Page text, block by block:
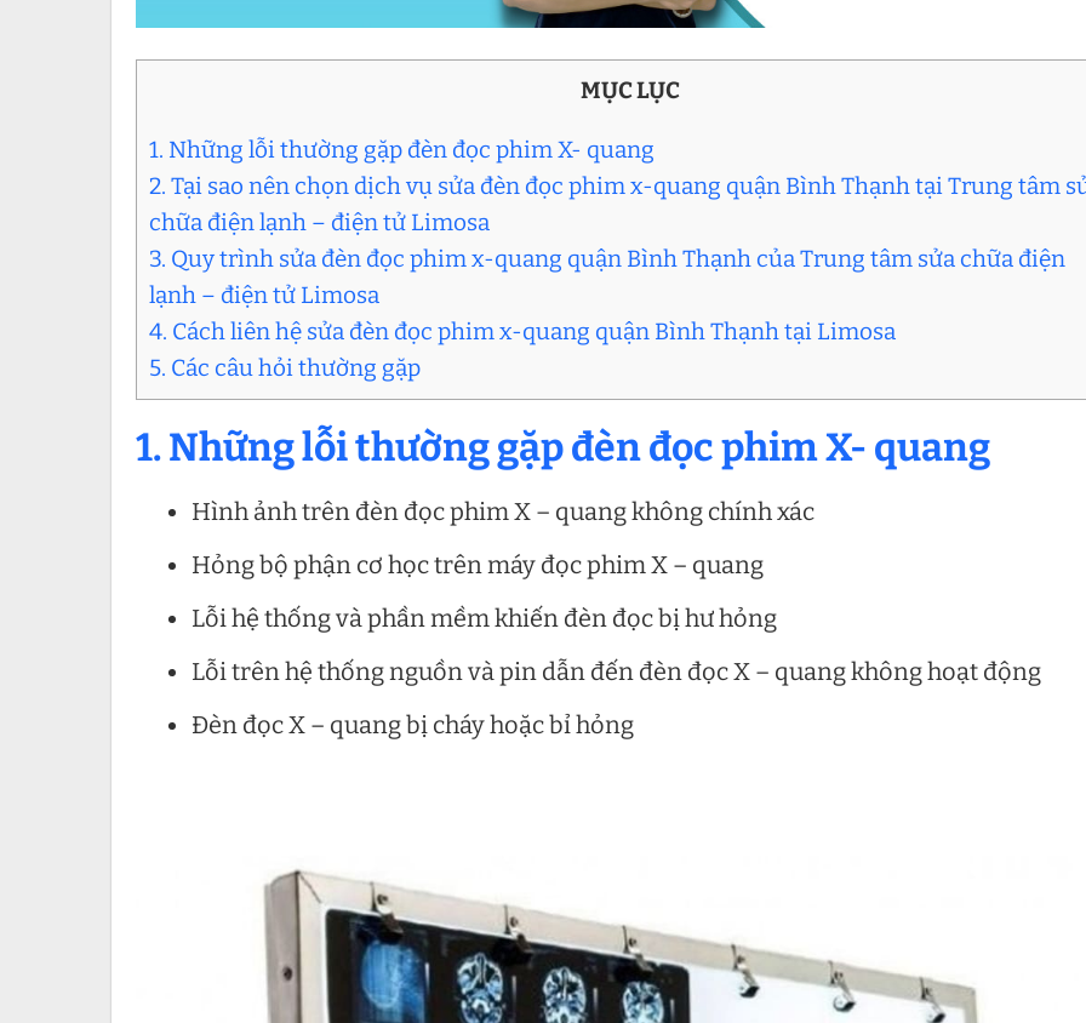
MỤC LỤC
1. Những lỗi thường gặp đèn đọc phim X- quang
2. Tại sao nên chọn dịch vụ sửa đèn đọc phim x-quang quận Bình Thạnh tại Trung tâm
chữa điện lạnh – điện tử Limosa
3. Quy trình sửa đèn đọc phim x-quang quận Bình Thạnh của Trung tâm sửa chữa điện
lạnh – điện tử Limosa
4. Cách liên hệ sửa đèn đọc phim x-quang quận Bình Thạnh tại Limosa
5. Các câu hỏi thường gặp
1. Những lỗi thường gặp đèn đọc phim X- quang
Hình ảnh trên đèn đọc phim X – quang không chính xác
Hỏng bộ phận cơ học trên máy đọc phim X – quang
Lỗi hệ thống và phần mềm khiến đèn đọc bị hư hỏng
Lỗi trên hệ thống nguồn và pin dẫn đến đèn đọc X – quang không hoạt động
Đèn đọc X – quang bị cháy hoặc bỉ hỏng